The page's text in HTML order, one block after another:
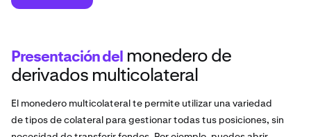
Presentación del monedero de
derivados multicolateral
El monedero multicolateral te permite utilizar una variedad
de tipos de colateral para gestionar todas tus posiciones, sin